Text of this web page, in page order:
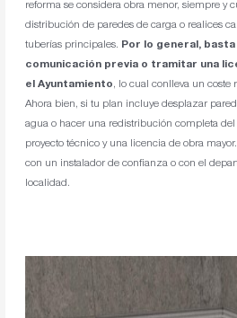
reforma se considera obra menor, siempre y
distribución de paredes de carga o realices
tuberías principales. Por lo general,
comunicación previa o tramitar una
el Ayuntamiento, lo cual conlleva un coste
Ahora bien, si tu plan incluye desplazar
agua o hacer una redistribución completa
proyecto técnico y una licencia de obra
con un instalador de confianza o con el
localidad.